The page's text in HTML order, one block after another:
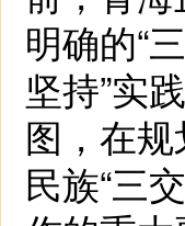
明确的“
坚持”实
图，在
民族“三